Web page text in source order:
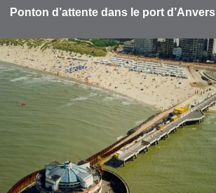
Ponton d’attente dans le port d’Anvers
Herbosch-Kiere construit un ponton
d’attente à l’aide du plus grand
marteau vibrateur du monde. Dans
le port d’Anvers, Herbosch-Kiere
construit une jetée pour servir de
…
En savoir plus